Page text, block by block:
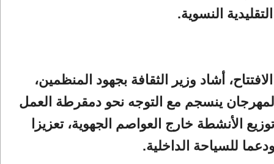
النسوية.
أشاد وزير الثقافة بجهود المنظمين،
ينسجم مع التوجه نحو دمقرطة العمل
الأنشطة خارج العواصم الجهوية، تعزيزا
للسياحة الداخلية.